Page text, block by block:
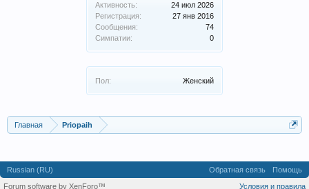
Активность:
24 июл 2026
Регистрация:
27 янв 2016
Сообщения:
74
Симпатии:
0
Пол: Женский
Главная Priopaih
Russian (RU) Обратная связь
Помощь
Условия и правила
Forum software by XenForo™